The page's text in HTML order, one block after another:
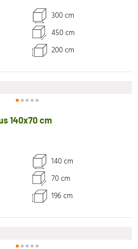
300 cm
450 cm
200 cm
140x70 cm
140 cm
70 cm
196 cm